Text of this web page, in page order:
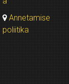
Annetamise
poliitika